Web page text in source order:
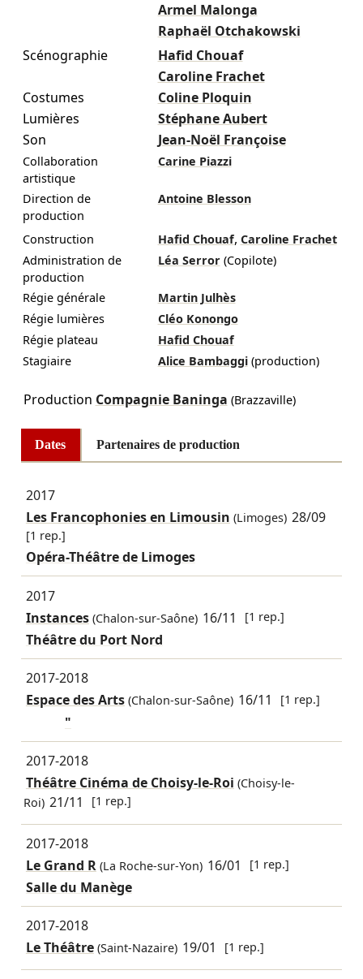
Armel Malonga
Raphaël Otchakowski
Scénographie
Hafid Chouaf
Caroline Frachet
Costumes
Coline Ploquin
Lumières
Stéphane Aubert
Son
Jean-Noël Françoise
Collaboration
artistique
Carine Piazzi
Direction de
production
Antoine Blesson
Construction Hafid Chouaf, Caroline Frachet
Administration de
production
Léa Serror (Copilote)
Régie générale
Martin Julhès
Régie lumières
Cléo Konongo
Régie plateau
Hafid Chouaf
Stagiaire
Alice Bambaggi (production)
Production Compagnie Baninga (Brazzaville)
Dates Partenaires de production
2017
Les Francophonies en Limousin (Limoges) 28/09
[1 rep.]
Opéra-Théâtre de Limoges
2017
Instances(Chalon-sur-Saône) 16/11 [1 rep.]
Théâtre du Port Nord
2017-2018
Espace des Arts(Chalon-sur-Saône) 16/11 [1 rep.]
"
2017-2018
Théâtre Cinéma de Choisy-le-Roi (Choisy-le-
Roi) 21/11 [1 rep.]
2017-2018
Le Grand R(La Roche-sur-Yon) 16/01 [1 rep.]
Salle du Manège
2017-2018
Le Théâtre(Saint-Nazaire) 19/01 [1 rep.]